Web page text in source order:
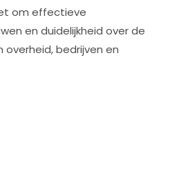
om effectieve
en duidelijkheid over de
bedrijven en